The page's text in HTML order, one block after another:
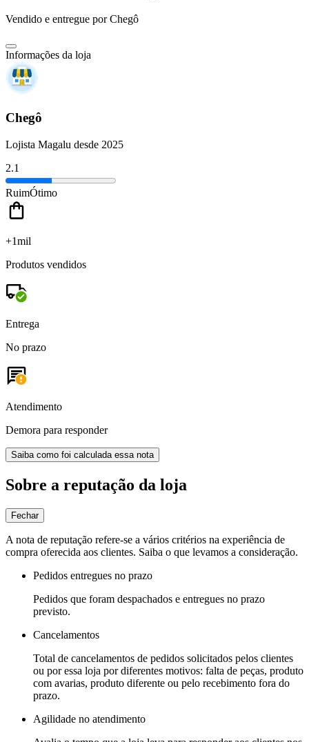
Vendido e entregue por Chegô
Informações da loja
Chegô
Lojista Magalu desde 2025
2.1
RuimÓtimo
+1mil
Produtos vendidos
Entrega
No prazo
Atendimento
Demora para responder
Saiba como foi calculada essa nota
Sobre a reputação da loja
Fechar
A nota de reputação refere-se a vários critérios na experiência de
compra oferecida aos clientes. Saiba o que levamos a consideração.
Pedidos entregues no prazo
Pedidos que foram despachados e entregues no prazo
previsto.
Cancelamentos
Total de cancelamentos de pedidos solicitados pelos clientes
ou por essa loja por diferentes motivos: falta de peças, produto
com avarias, produto diferente ou pelo recebimento fora do
prazo.
Agilidade no atendimento